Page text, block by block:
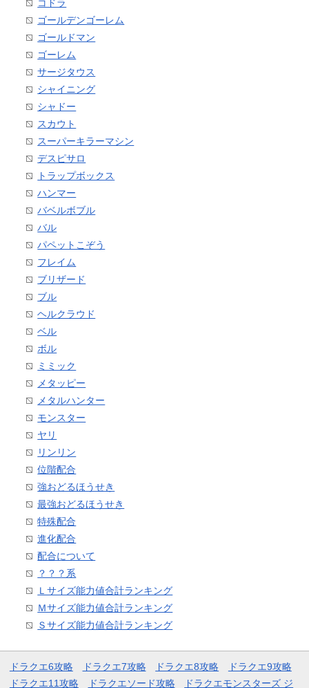
コドラ
ゴールデンゴーレム
ゴールドマン
ゴーレム
サージタウス
シャイニング
シャドー
スカウト
スーパーキラーマシン
デスピサロ
トラップボックス
ハンマー
バベルボブル
バル
パペットこぞう
フレイム
ブリザード
ブル
ヘルクラウド
ベル
ボル
ミミック
メタッピー
メタルハンター
モンスター
ヤリ
リンリン
位階配合
強おどるほうせき
最強おどるほうせき
特殊配合
進化配合
配合について
？？？系
Ｌサイズ能力値合計ランキング
Ｍサイズ能力値合計ランキング
Ｓサイズ能力値合計ランキング
ドラクエ6攻略 ドラクエ7攻略 ドラクエ8攻略
ドラクエ9攻略
ドラクエ11攻略
ドラクエソード攻略 ドラクエモンスターズ ジ